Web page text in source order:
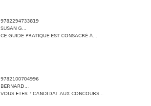
9782294733819
SUSAN G...
CE GUIDE PRATIQUE EST CONSACRÉ À...
9782100704996
BERNARD...
VOUS ÊTES ? CANDIDAT AUX CONCOURS...